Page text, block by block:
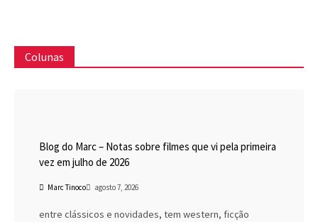
Colunas
Blog do Marc – Notas sobre filmes que vi pela primeira
vez em julho de 2026
Marc Tinoco agosto 7, 2026
entre clássicos e novidades, tem western, ficção